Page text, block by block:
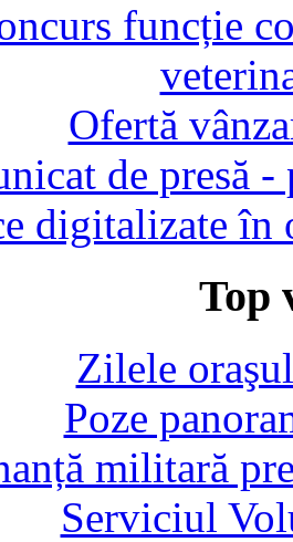
funcție
Ofertă
de presă
digitalizate în
Top
Zilele
Poze
militară
Serviciul